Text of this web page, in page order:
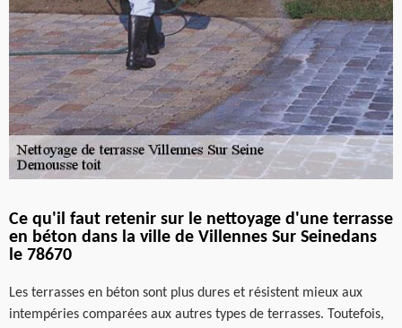
Ce qu'il faut retenir sur le nettoyage d'une terrasse
en béton dans la ville de Villennes Sur Seinedans
le 78670
Les terrasses en béton sont plus dures et résistent mieux aux
intempéries comparées aux autres types de terrasses. Toutefois,